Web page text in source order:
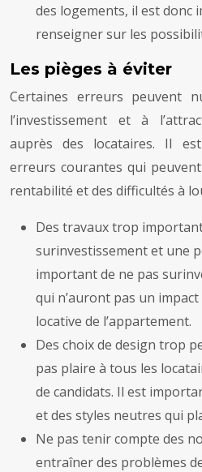
des logements, il est donc
renseigner sur les
Les pièges à éviter
Certaines erreurs peuvent
l’investissement et à
auprès des locataires. Il
erreurs courantes qui
rentabilité et des difficultés à
Des travaux trop
surinvestissement et une
important de ne pas
qui n’auront pas un
locative de l’appartement.
Des choix de design trop
pas plaire à tous les
de candidats. Il est
et des styles neutres qui
Ne pas tenir compte des
entraîner des problèmes